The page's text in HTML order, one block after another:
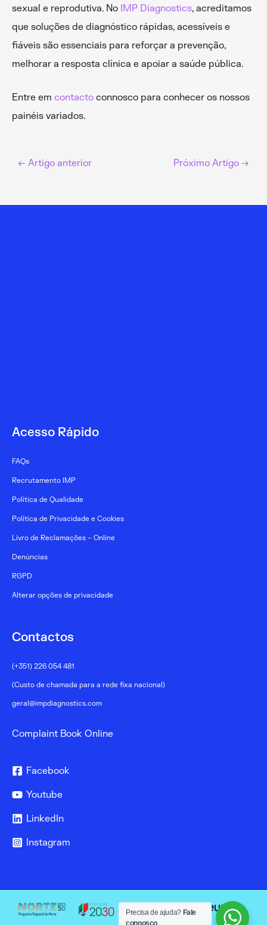
sexual e reprodutiva. No IMP Diagnostics, acreditamos
que soluções de diagnóstico rápidas, acessíveis e
fiáveis são essenciais para reforçar a prevenção,
melhorar a resposta clínica e apoiar a saúde pública.
Entre em contacto connosco para conhecer os nossos
painéis variados.
← Artigo anterior Próximo Artigo →
Acesso Rápido
FAQs
Recrutamento IMP
Política de Qualidade
Política de Privacidade e Cookies
Livro de Reclamações – Online
Denúncias
RGPD
Alterar opções de privacidade
Contactos
(+351) 226 054 481
(Custo de chamada para a rede fixa nacional)
geral@impdiagnostics.com
Complaint Book Online
Facebook
Youtube
LinkedIn
Instagram
Precisa de ajuda? Fale
connosco